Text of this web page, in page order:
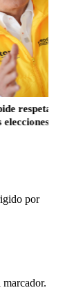
los resultados y
por